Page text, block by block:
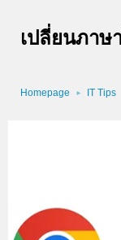
เปลี่ยนภาษ
Homepage IT Tips